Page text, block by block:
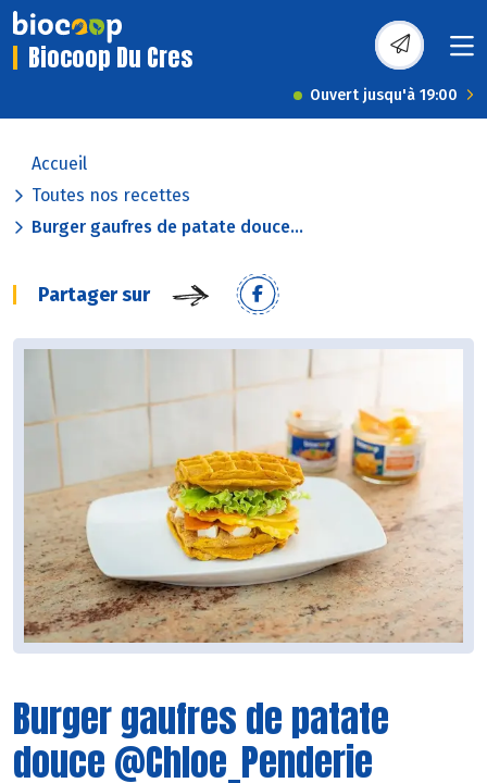
Biocoop Du Cres
Ouvert jusqu'à 19:00
Accueil
Toutes nos recettes
Burger gaufres de patate douce...
Partager sur
Burger gaufres de patate
douce @Chloe_Penderie